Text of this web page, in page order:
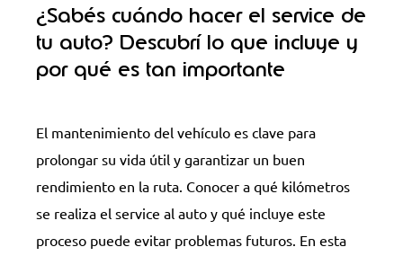
¿Sabés cuándo hacer el service de
tu auto? Descubrí lo que incluye y
por qué es tan importante
El mantenimiento del vehículo es clave para
prolongar su vida útil y garantizar un buen
rendimiento en la ruta. Conocer a qué kilómetros
se realiza el service al auto y qué incluye este
proceso puede evitar problemas futuros. En esta